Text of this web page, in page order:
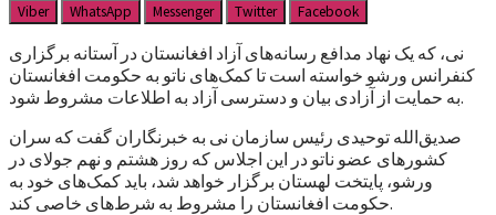
Viber WhatsApp Messenger Twitter Facebook
نی، که یک نهاد مدافع رسانه‌های آزاد افغانستان در آستانه برگزاری
کنفرانس ورشو خواسته است تا کمک‌های ناتو به حکومت افغانستان
به حمایت از آزادی بیان و دسترسی آزاد به اطلاعات مشروط شود.
صدیق‌الله توحیدی رئیس سازمان نی به خبرنگاران گفت که سران
کشورهای عضو ناتو در این اجلاس که روز هشتم و نهم جولای در
ورشو، پایتخت لهستان برگزار خواهد شد، باید کمک‌های خود به
حکومت افغانستان را مشروط به شرط‌های خاصی کند.